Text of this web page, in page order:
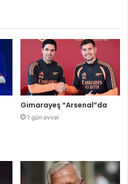
Gimarayeş “Arsenal”da
1 gün əvvəl